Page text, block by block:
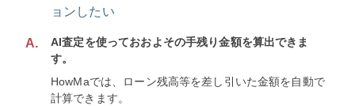
ョンしたい
A.
AI査定を使っておおよその手残り金額を算出できま
す。
HowMaでは、ローン残高等を差し引いた金額を自動で
計算できます。